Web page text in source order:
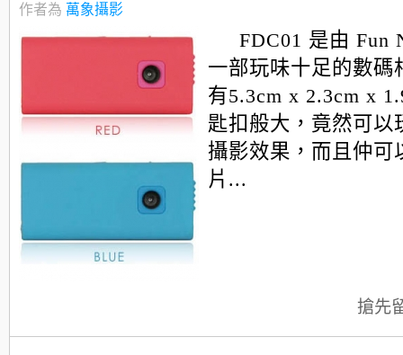
作者為 萬象攝影
FDC01 是由 Fun
一部玩味十足的數碼
有5.3cm x 2.3cm x
匙扣般大，竟然可以
攝影效果，而且仲可
片...
搶先